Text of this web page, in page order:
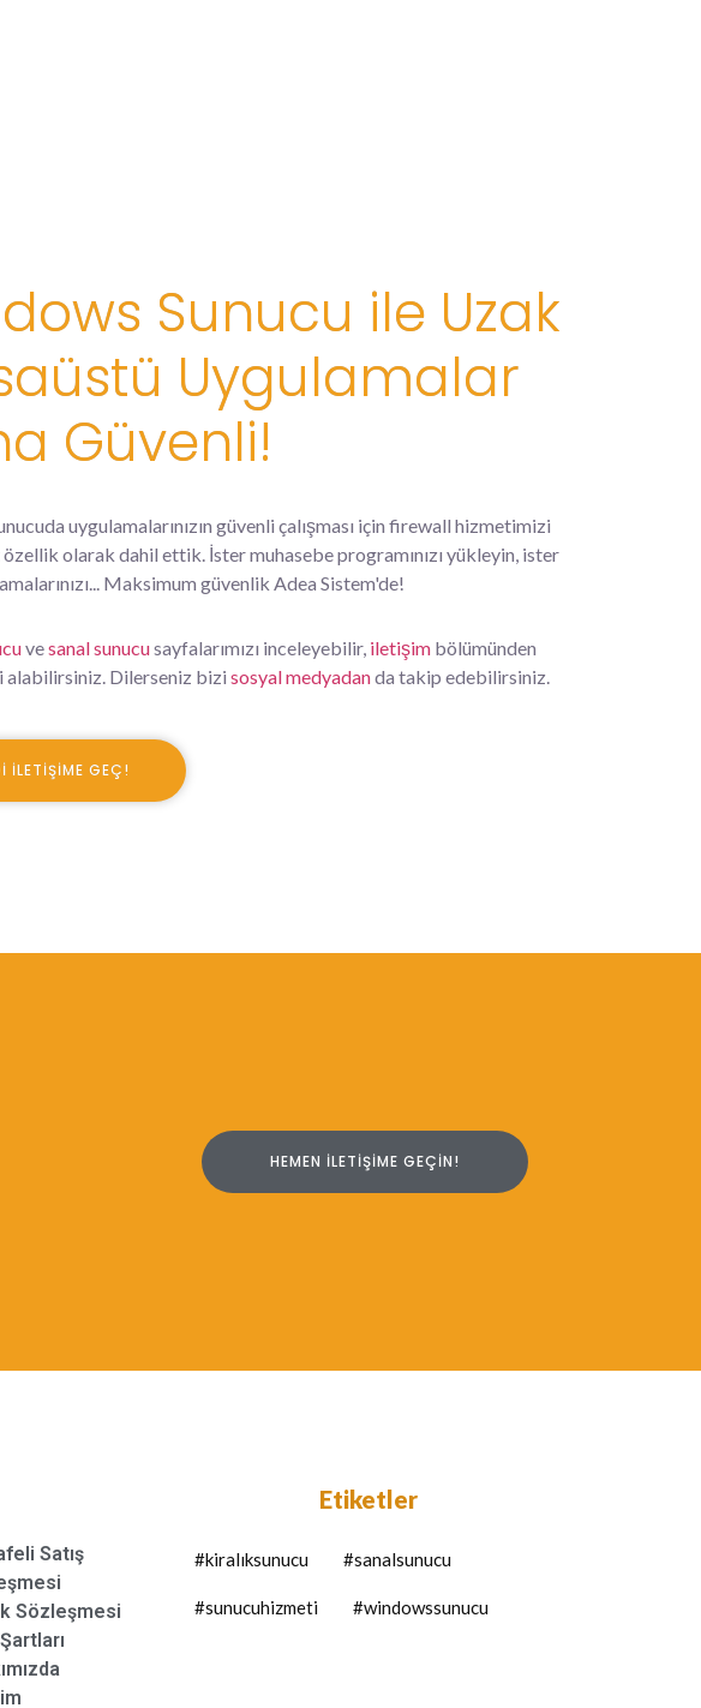
Sunucu ile Uzak
Uygulamalar
Güvenli!
uygulamalarınızın güvenli çalışması için firewall hizmetimizi
olarak dahil ettik. İster muhasebe programınızı yükleyin, ister
Maksimum güvenlik Adea Sistem'de!
vesanal sunucusayfalarımızı inceleyebilir, iletişim bölümünden
alabilirsiniz. Dilerseniz bizi sosyal medyadanda takip edebilirsiniz.
İLETIŞIME GEÇ!
HEMEN İLETIŞIME GEÇIN!
Satış
Sözleşmesi
Etiketler
#kiralıksunucu #sanalsunucu
#sunucuhizmeti #windowssunucu